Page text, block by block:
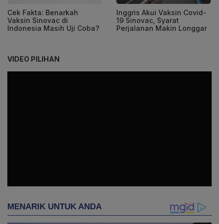
Cek Fakta: Benarkah
Vaksin Sinovac di
Indonesia Masih Uji Coba?
Inggris Akui Vaksin Covid-
19 Sinovac, Syarat
Perjalanan Makin Longgar
VIDEO PILIHAN